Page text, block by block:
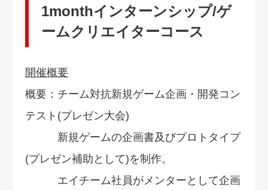
1monthインターンシップ/ゲ
ームクリエイターコース
開催概要
概要：チーム対抗新規ゲーム企画・開発コン
テスト(プレゼン大会)
新規ゲームの企画書及びプロトタイプ
(プレゼン補助として)を制作。
エイチーム社員がメンターとして企画